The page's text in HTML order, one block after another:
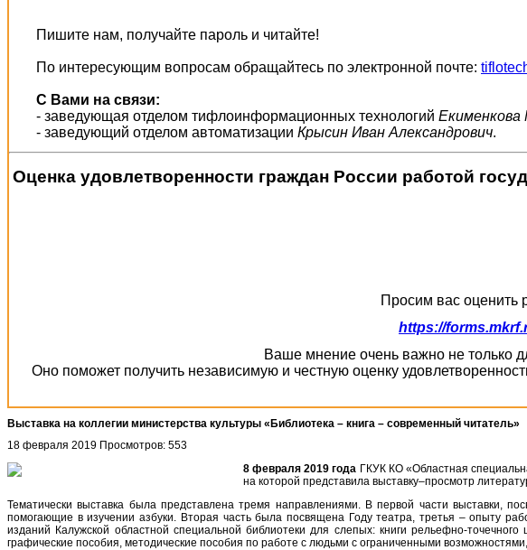
Пишите нам, получайте пароль и читайте!
По интересующим вопросам обращайтесь по электронной почте:
С Вами на связи:
- заведующая отделом тифлоинформационных технологий Екименкова
- заведующий отделом автоматизации Крысин Иван Александрович.
Оценка удовлетворенности граждан России работой
Просим вас оценить
https://
Ваше мнение очень важно не только
Оно поможет получить независимую и честную оценку
Выставка на коллегии министерства культуры «Библиотека – книга – современный читатель»
18 февраля 2019 Просмотров: 553
8 февраля 2019 года ГКУК КО «Областная
на которой представила выставку–просмотр
Тематически выставка была представлена тремя направлениями. В первой части выставки,
помогающие в изучении азбуки. Вторая часть была посвящена Году театра, третья – опыту
изданий Калужской областной специальной библиотеки для слепых: книги рельефно-
графические пособия, методические пособия по работе с людьми с ограниченными